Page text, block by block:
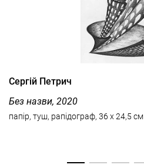
Сергій Петрич
Без назви, 2020
папір, туш, рапідограф, 36 x 24,5 см